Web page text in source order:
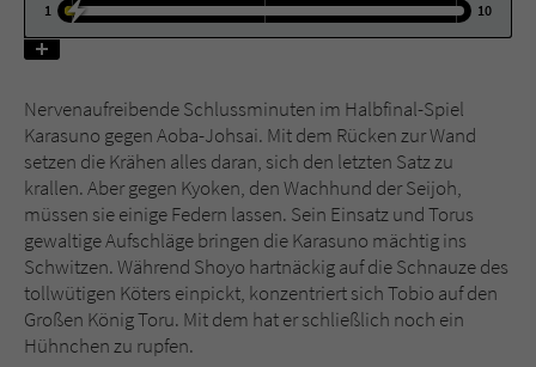
1
10
Nervenaufreibende Schlussminuten im Halbfinal-Spiel
Karasuno gegen Aoba-Johsai. Mit dem Rücken zur Wand
setzen die Krähen alles daran, sich den letzten Satz zu
krallen. Aber gegen Kyoken, den Wachhund der Seijoh,
müssen sie einige Federn lassen. Sein Einsatz und Torus
gewaltige Aufschläge bringen die Karasuno mächtig ins
Schwitzen. Während Shoyo hartnäckig auf die Schnauze des
tollwütigen Köters einpickt, konzentriert sich Tobio auf den
Großen König Toru. Mit dem hat er schließlich noch ein
Hühnchen zu rupfen.
Name
Anbieter Literatur-Couch Medien GmbH & Co. KG
Laufzeit 1 Jahr
Zweck Cookie für Kommentare einzelner Buchtitel
Name fe_typo_user
Anbieter Literatur-Couch Medien GmbH & Co. KG